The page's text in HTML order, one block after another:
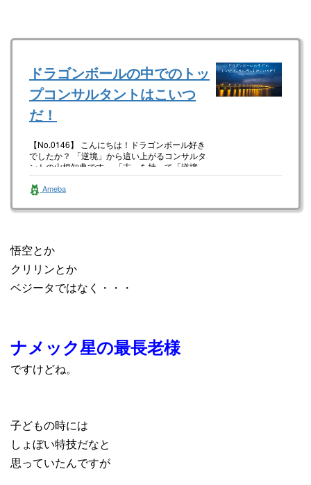
ドラゴンボールの中でのトッ
プコンサルタントはこいつ
だ！
【No.0146】 こんにちは！ドラゴンボール好き
でしたか？ 「逆境」から這い上がるコンサルタ
ントの山根知典です。 「志」を持って「逆境」
Ameba
悟空とか
クリリンとか
ベジータではなく・・・
ナメック星の最長老様
ですけどね。
子どもの時には
しょぼい特技だなと
思っていたんですが